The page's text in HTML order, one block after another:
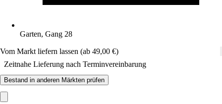
Garten, Gang 28
Vom Markt liefern lassen (ab 49,00 €)
Zeitnahe Lieferung nach Terminvereinbarung
Bestand in anderen Märkten prüfen